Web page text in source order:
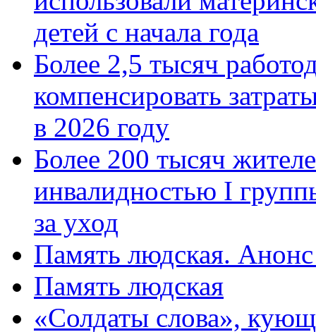
детей с начала года
Более 2,5 тысяч
компенсировать
в 2026 году
Более 200 тысяч
инвалидностью I
за уход
Память людская.
Память людская
«Солдаты слова»,